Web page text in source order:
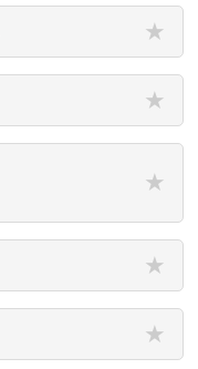
★
★
★
★
★